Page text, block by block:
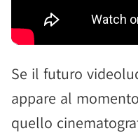
Se il futuro
appare al
quello